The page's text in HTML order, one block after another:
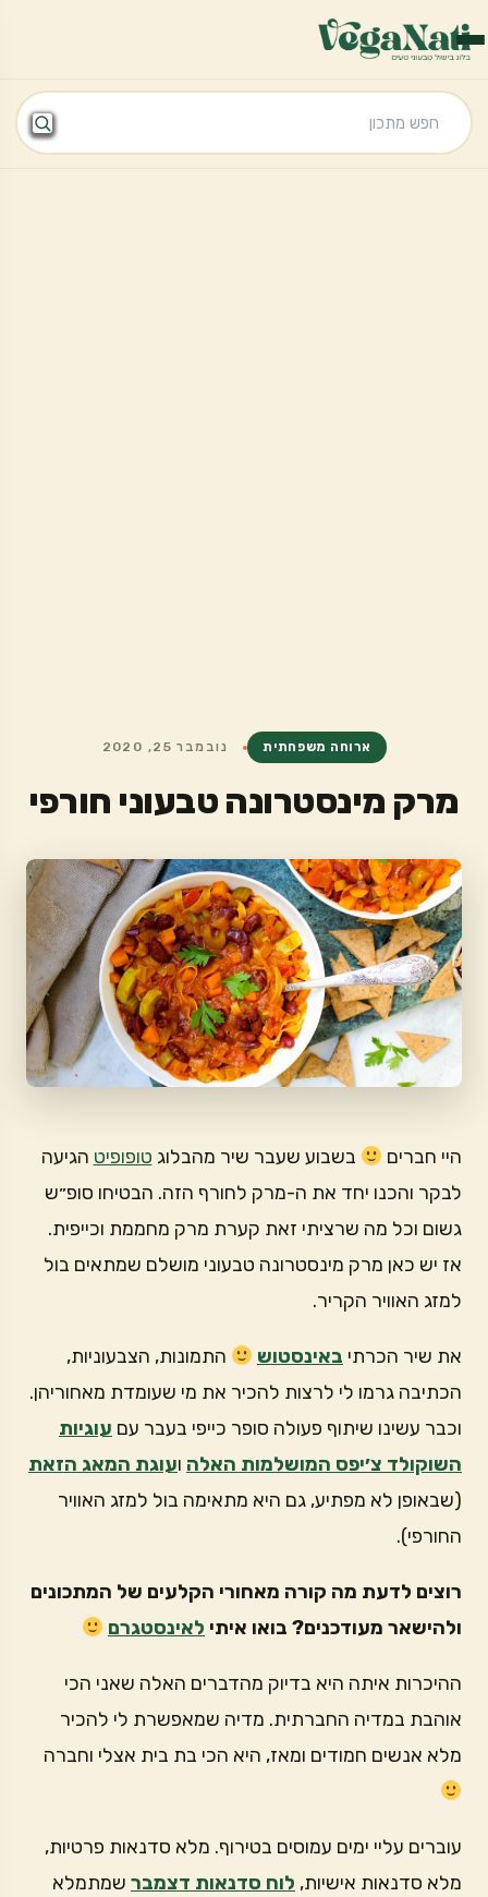
ארוחה משפחתית נובמבר 25, 2020
מרק מינסטרונה טבעוני חורפי
היי חברים בשבוע שעבר שיר מהבלוג טופופיט הגיעה
לבקר והכנו יחד את ה-מרק לחורף הזה. הבטיחו סופ״ש
גשום וכל מה שרציתי זאת קערת מרק מחממת וכייפית.
אז יש כאן מרק מינסטרונה טבעוני מושלם שמתאים בול
למזג האוויר הקריר.
את שיר הכרתי באינסטוש
התמונות, הצבעוניות,
הכתיבה גרמו לי לרצות להכיר את מי שעומדת מאחוריהן.
וכבר עשינו שיתוף פעולה סופר כייפי בעבר עם עוגיות
השוקולד צ׳יפס המושלמות האלה ועוגת המאג הזאת
(שבאופן לא מפתיע, גם היא מתאימה בול למזג האוויר
החורפי).
רוצים לדעת מה קורה מאחורי הקלעים של המתכונים
ולהישאר מעודכנים? בואו איתי לאינסטגרם
ההיכרות איתה היא בדיוק מהדברים האלה שאני הכי
אוהבת במדיה החברתית. מדיה שמאפשרת לי להכיר
מלא אנשים חמודים ומאז, היא הכי בת בית אצלי וחברה
עוברים עליי ימים עמוסים בטירוף. מלא סדנאות פרטיות,
מלא סדנאות אישיות, לוח סדנאות דצמבר שמתמלא